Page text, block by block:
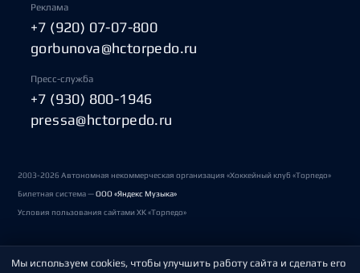
Реклама
+7 (920) 07-07-800
gorbunova@hctorpedo.ru
Пресс-служба
+7 (930) 800-1946
pressa@hctorpedo.ru
2003-2026 Автономная некоммерческая организация «Хоккейный клуб «Торпедо»
Билетная система —ООО «Яндекс Музыка»
Условия пользования сайтами ХК «Торпедо»
Политика обработки персональных данных
Мы используем cookies, чтобы улучшить работу сайта и сделать его